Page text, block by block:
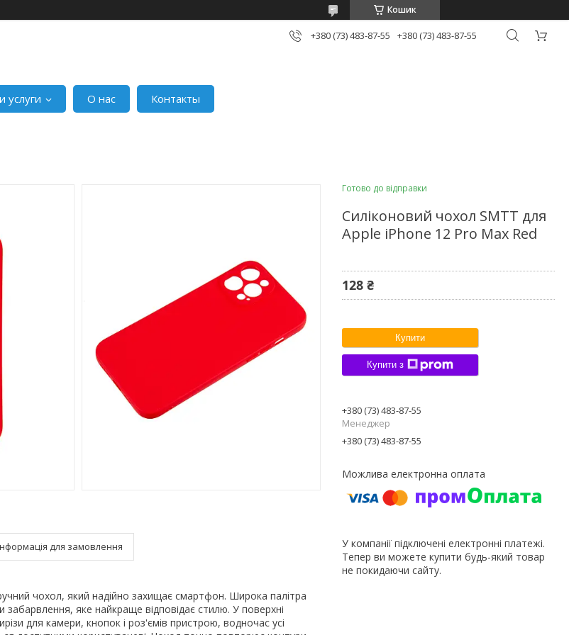
Кошик
+380 (73) 483-87-55 +380 (73) 483-87-55
услуги О нас Контакты
для замовлення
чохол, який надійно захищає смартфон. Широка палітра
забарвлення, яке найкраще відповідає стилю. У поверхні
для камери, кнопок і роз'ємів пристрою, водночас усі
Готово до відправки
Силіконовий чохол SMTT для
Apple iPhone 12 Pro Max Red
128 ₴
Купити
Купити з
+380 (73) 483-87-55
Менеджер
+380 (73) 483-87-55
У компанії підключені електронні платежі.
Тепер ви можете купити будь-який товар
не покидаючи сайту.